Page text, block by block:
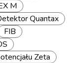
M
Quantax
FIB
Zeta